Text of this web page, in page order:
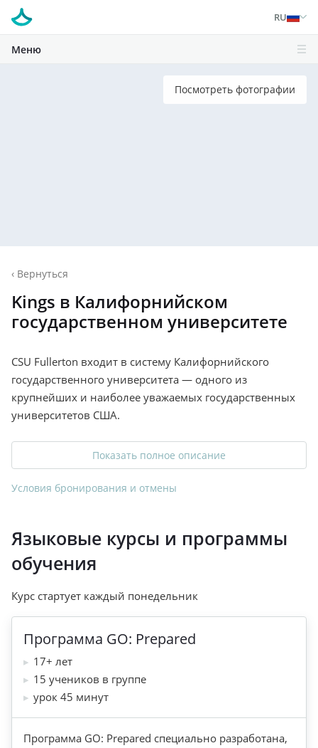
RU
Меню
Посмотреть фотографии
‹ Вернуться
Kings в Калифорнийском
государственном университете
CSU Fullerton входит в систему Калифорнийского
государственного университета — одного из
крупнейших и наиболее уважаемых государственных
университетов США.
Показать полное описание
Условия бронирования и отмены
Языковые курсы и программы
обучения
Курс стартует каждый понедельник
Программа GO: Prepared
17+ лет
15 учеников в группе
урок 45 минут
Программа GO: Prepared специально разработана,